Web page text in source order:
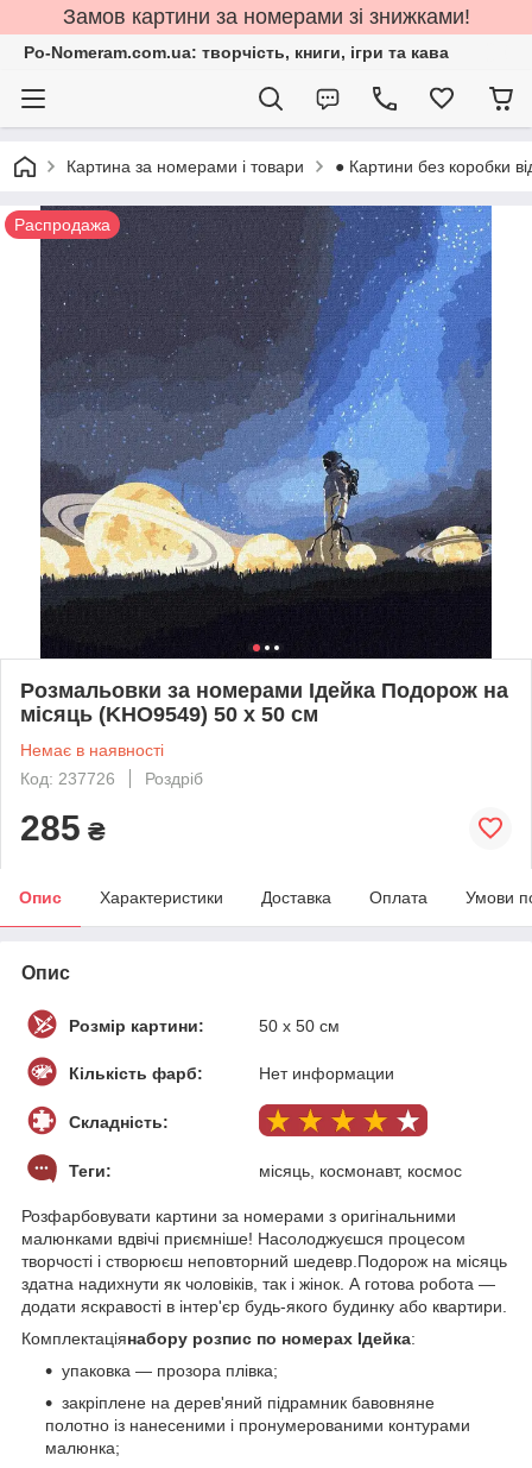
Замов картини за номерами зі знижками!
Po-Nomeram.com.ua: творчість, книги, ігри та кава
Картина за номерами і товари ● Картини без коробки
Распродажа
Розмальовки за номерами Ідейка Подорож на
місяць (KHO9549) 50 х 50 см
Немає в наявності
Код: 237726
Роздріб
285 ₴
Опис Характеристики Доставка Оплата Умови
Опис
Розмір картини: 50 х 50 см
Кількість фарб: Нет информации
Складність:
Теги: місяць, космонавт, космос
Розфарбовувати картини за номерами з оригінальними
малюнками вдвічі приємніше! Насолоджуєшся процесом
творчості і створюєш неповторний шедевр.Подорож на місяць
здатна надихнути як чоловіків, так і жінок. А готова робота —
додати яскравості в інтер'єр будь-якого будинку або квартири.
Комплектаціянабору розпис по номерах Ідейка:
упаковка — прозора плівка;
закріплене на дерев'яний підрамник бавовняне
полотно із нанесеними і пронумерованими контурами
малюнка;